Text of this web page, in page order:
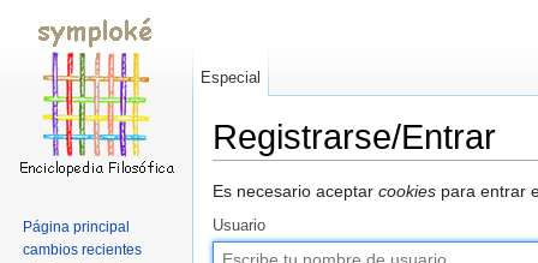
Registrarse/Entrar
Es necesario aceptar cookies para entrar
Usuario
Especial
Página principal
cambios recientes